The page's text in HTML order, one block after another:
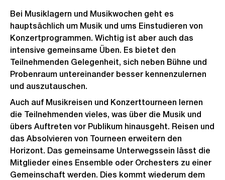
Bei Musiklagern und Musikwochen geht es
hauptsächlich um Musik und ums Einstudieren von
Konzertprogrammen. Wichtig ist aber auch das
intensive gemeinsame Üben. Es bietet den
Teilnehmenden Gelegenheit, sich neben Bühne und
Probenraum untereinander besser kennenzulernen
und auszutauschen.
Auch auf Musikreisen und Konzerttourneen lernen
die Teilnehmenden vieles, was über die Musik und
übers Auftreten vor Publikum hinausgeht. Reisen und
das Absolvieren von Tourneen erweitern den
Horizont. Das gemeinsame Unterwegssein lässt die
Mitglieder eines Ensemble oder Orchesters zu einer
Gemeinschaft werden. Dies kommt wiederum dem